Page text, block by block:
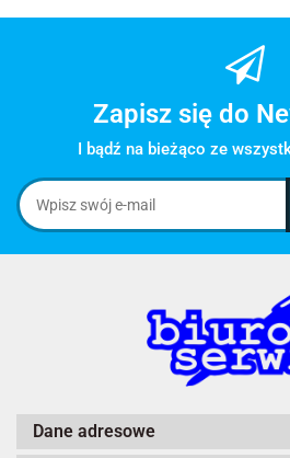
Zapisz się do
I bądź na bieżąco ze
Dane adresowe